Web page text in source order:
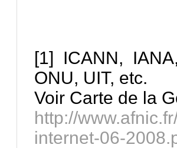
[1] ICANN,
ONU, UIT, etc.
Voir Carte de la
http://
internet-06-